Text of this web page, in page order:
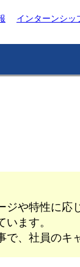
インターンシッ
や特性に
ます。
、社員のキ